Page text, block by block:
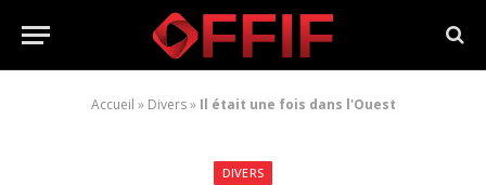
Accueil » Divers» Il était une fois dans l'Ouest
DIVERS